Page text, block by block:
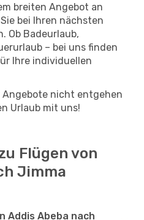
breiten Angebot an
bei Ihren nächsten
Ob Badeurlaub,
– bei uns finden
Ihre individuellen
Angebote nicht entgehen
Urlaub mit uns!
Flügen von
Jimma
Addis Abeba nach